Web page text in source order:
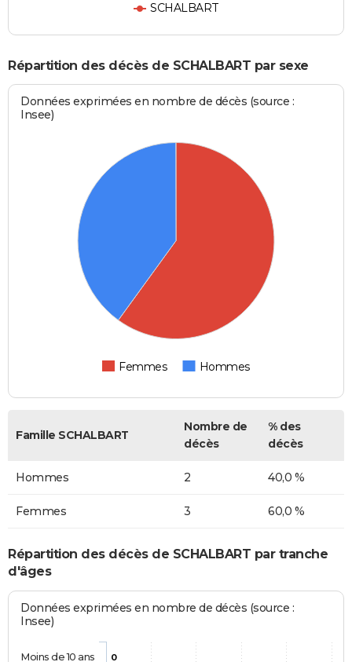
SCHALBART
Répartition des décès de SCHALBART par sexe
Données exprimées en nombre de décès (source :
Insee)
Femmes Hommes
Famille SCHALBART
Nombre de
décès
% des
décès
Hommes 2 40,0 %
Femmes 3 60,0 %
Répartition des décès de SCHALBART par tranche
d'âges
Données exprimées en nombre de décès (source :
Insee)
0
Moins de 10 ans